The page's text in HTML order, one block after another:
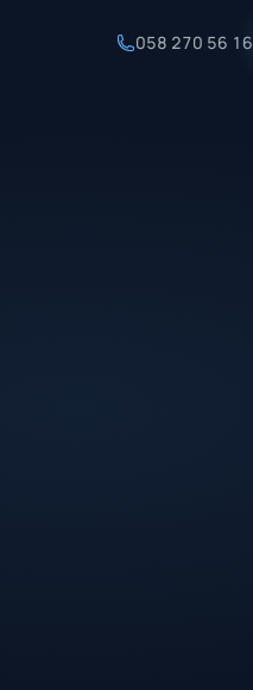
058 270 56 16